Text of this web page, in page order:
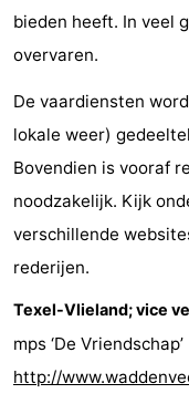
-
-
Ameland
-
Texel
Weer
Contact
bieden heeft. In veel
overvaren.
De vaardiensten
lokale weer)
Bovendien is vooraf
noodzakelijk. Kijk
verschillende
rederijen.
Texel-Vlieland; vice
mps ‘De Vriendschap’
http://